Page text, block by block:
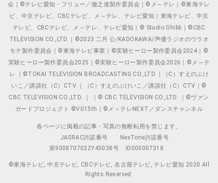
会｜©テレビ愛知・フリュー／徹之進製作委員会｜©メ～テレ｜©東海テレ
ビ、中京テレビ、CBCテレビ、メ～テレ、テレビ愛知｜東海テレビ、中京
テレビ、CBCテレビ、メ～テレ、テレビ愛知｜© Studio Ghibli｜©CBC
TELEVISION CO.,LTD.｜©2023 二月 公/KADOKAWA/声優ラジオのウラオ
モテ製作委員会｜©東海テレビ事業｜©実験ヒーロー製作委員会2024｜©
実験ヒーロー製作委員会2025｜©実験ヒーロー製作委員会2026｜©メ～テ
レ ｜©TOKAI TELEVISION BROADCASTING CO.,LTD.｜（C）すえのぶけ
いこ／講談社（C）CTV ｜（C）すえのぶけいこ／講談社（C）CTV｜©
CBC TELEVISION CO.,LTD. ｜ ｜© CBC TELEVISION CO.,LTD. ｜©ヴァン
ガードプロジェクト ©VG15th｜©メ～テレNEXT／ダンスチャンネル
各ページに掲載の記事・写真の無断転用を禁じます。
JASRAC許諾番号
NexTone許諾番号
第9008707022Y45038号
ID000007318
©東海テレビ, 中京テレビ, CBCテレビ, 名古屋テレビ, テレビ愛知 2020 All
Rights Reserved.